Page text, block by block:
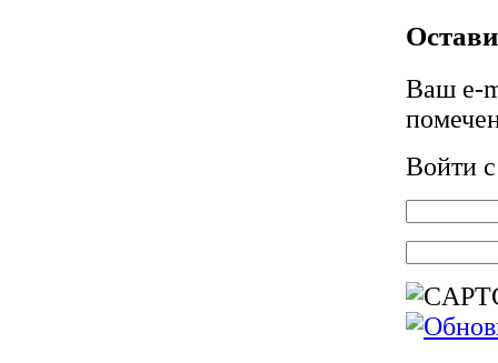
Ваш e-
Войти